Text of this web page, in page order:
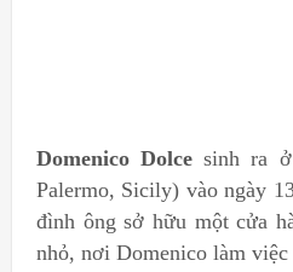
Domenico Dolce sinh ra ở
Palermo, Sicily) vào ngày
đình ông sở hữu một cửa
nhỏ, nơi Domenico làm